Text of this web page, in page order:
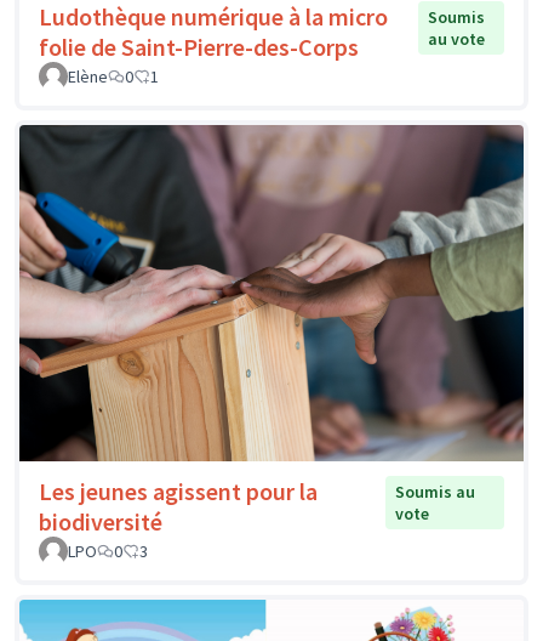
Ludothèque numérique à la micro
folie de Saint-Pierre-des-Corps
Soumis
au vote
Elène
0 1
Les jeunes agissent pour la
biodiversité
Soumis au
vote
LPO
0 3